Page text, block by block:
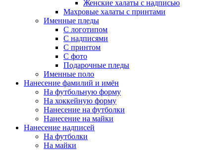
Женские халаты с надписью
Махровые халаты с принтами
Именные пледы
С логотипом
С надписями
С принтом
С фото
Подарочные пледы
Именные поло
Нанесение фамилий и имён
На футбольную форму
На хоккейную форму
Нанесение на футболки
Нанесение на майки
Нанесение надписей
На футболки
На майки